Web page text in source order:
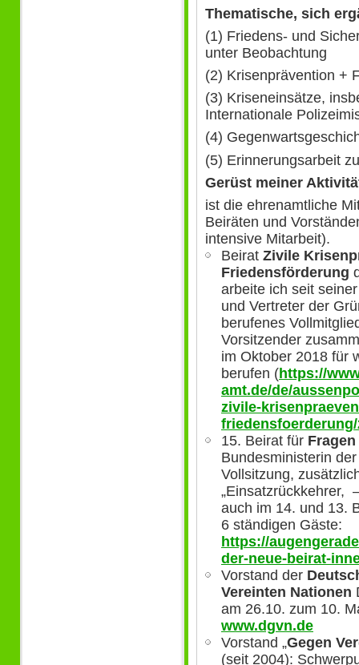
Thematische, sich
(1) Friedens- und
unter Beobachtung
(2) Krisenprävention +
(3) Kriseneinsätze,
Internationale
(4)
(5) Erinnerungsarbeit
Gerüst meiner
ist die ehrenamtliche
Beiräten und
intensive Mitarbeit).
Beirat Zivile
Friedensförderung
arbeite ich seit
und Vertreter der
berufenes
Vorsitzender
im Oktober 2018 für
berufen (https://
amt.de/de/
zivile-
friedensfoerderung/
15. Beirat für
Bundesministerin
Vollsitzung,
„Einsatzrückkehrer,
auch im 14. und 13.
6 ständigen Gäste:
https://
der-neue-beirat-
Vorstand der
Vereinten Nationen
am 26.10. zum 10.
www.dgvn.de
Vorstand „Gegen
(seit 2004):